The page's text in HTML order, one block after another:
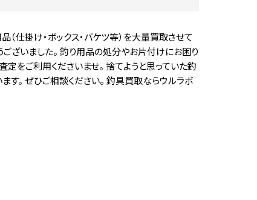
仕掛け・ボックス・バケツ等）を大量買取させて
ございました。 釣り用品の処分やお片付けにお困り
をご利用くださいませ。 捨てようと思っていた釣
。 ぜひご相談ください。 釣具買取ならウルラボ